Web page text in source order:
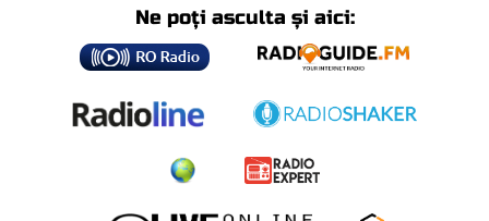
Ne poți asculta și aici: